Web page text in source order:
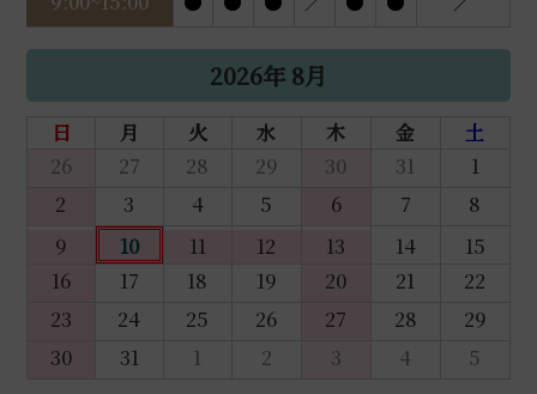
2026年 8月
日 月 火 水 木 金
土
26
27 28 29 30 31
1
2
3 4 5 6 7
8
9
10 11 12 13 14
15
16
17 18 19 20 21
22
23
24 25 26 27 28
29
30
31 1 2 3 4 5